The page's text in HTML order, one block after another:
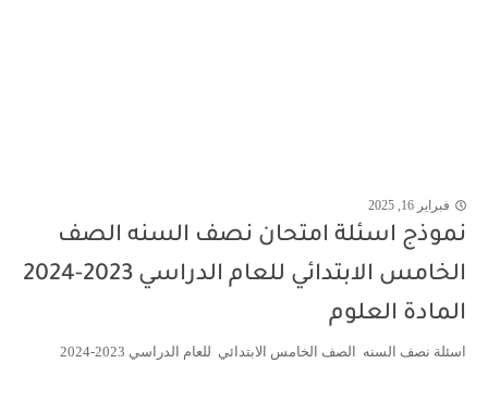
فبراير 16, 2025
نموذج اسئلة امتحان نصف السنه الصف
الخامس الابتدائي للعام الدراسي 2023-2024
المادة العلوم
اسئلة نصف السنه الصف الخامس الابتدائي للعام الدراسي 2023-2024